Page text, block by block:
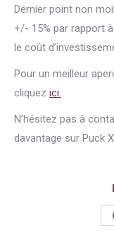
Dernier point non
+/- 15% par rapport
le coût
Pour un meilleur
cliquez ici.
N’hésitez pas à
davantage sur Puck